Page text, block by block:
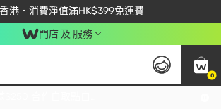
香港．消費淨值滿HK$399免運費
立即成為易賞錢會員盡享獨家優惠
下單買滿$450 輸入 NEWAPP 即減$50
門店 及 服務
0